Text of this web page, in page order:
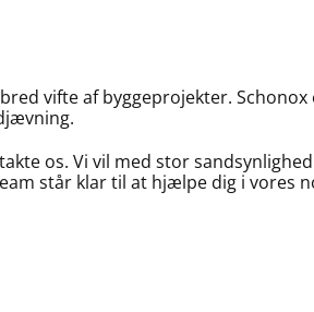
vifte af byggeprojekter.
os. Vi vil med stor
står klar til at hjælpe dig i vores